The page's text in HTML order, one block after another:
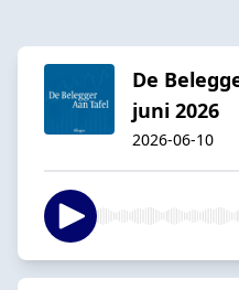
De
juni 2026
2026-06-10